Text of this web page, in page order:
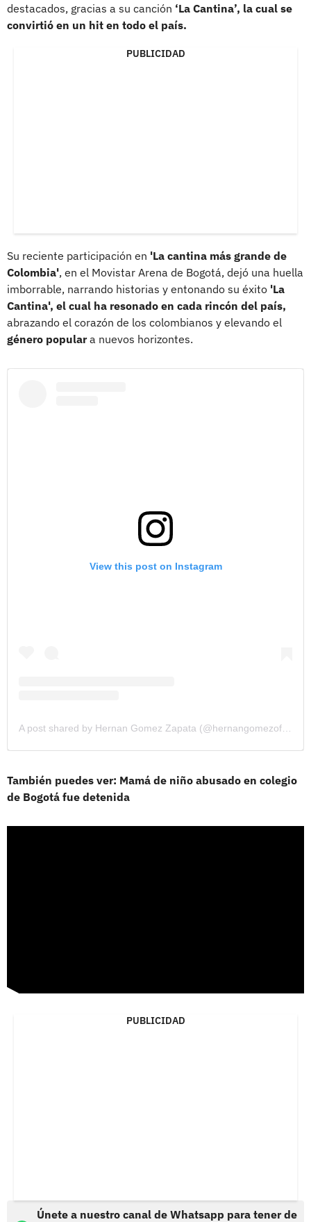
destacados, gracias a su canción ‘La Cantina’, la cual se
convirtió en un hit en todo el país.
PUBLICIDAD
Su reciente participación en 'La cantina más grande de
Colombia', en el Movistar Arena de Bogotá, dejó una huella
imborrable, narrando historias y entonando su éxito 'La
Cantina', el cual ha resonado en cada rincón del país,
abrazando el corazón de los colombianos y elevando el
género populara nuevos horizontes.
View this post on Instagram
A post shared by Hernan Gomez Zapata (@hernangomezoficial)
También puedes ver: Mamá de niño abusado en colegio
de Bogotá fue detenida
PUBLICIDAD
Únete a nuestro canal de Whatsapp para tener de